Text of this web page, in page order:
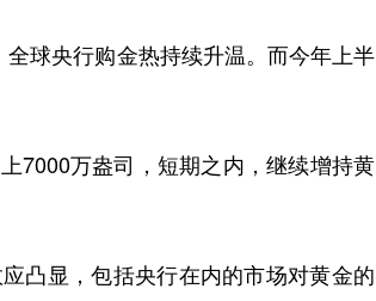
球央行购金热持续升温。而今年上半
万盎司，短期之内，继续增持黄
凸显，包括央行在内的市场对黄金的